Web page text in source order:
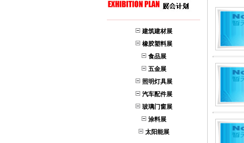
建筑建材展
橡胶塑料展
食品展
五金展
照明灯具展
汽车配件展
玻璃门窗展
涂料展
太阳能展